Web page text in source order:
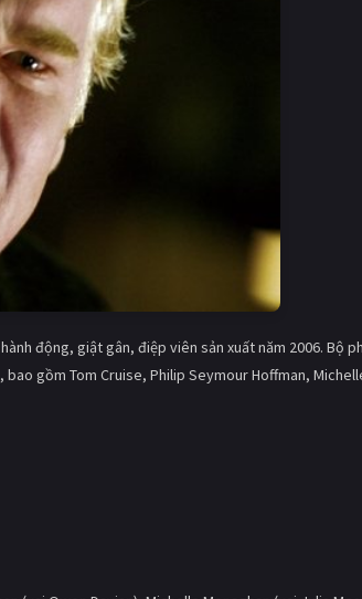
động, giật gân, điệp viên sản xuất năm 2006. Bộ
gồm Tom Cruise, Philip Seymour Hoffman,